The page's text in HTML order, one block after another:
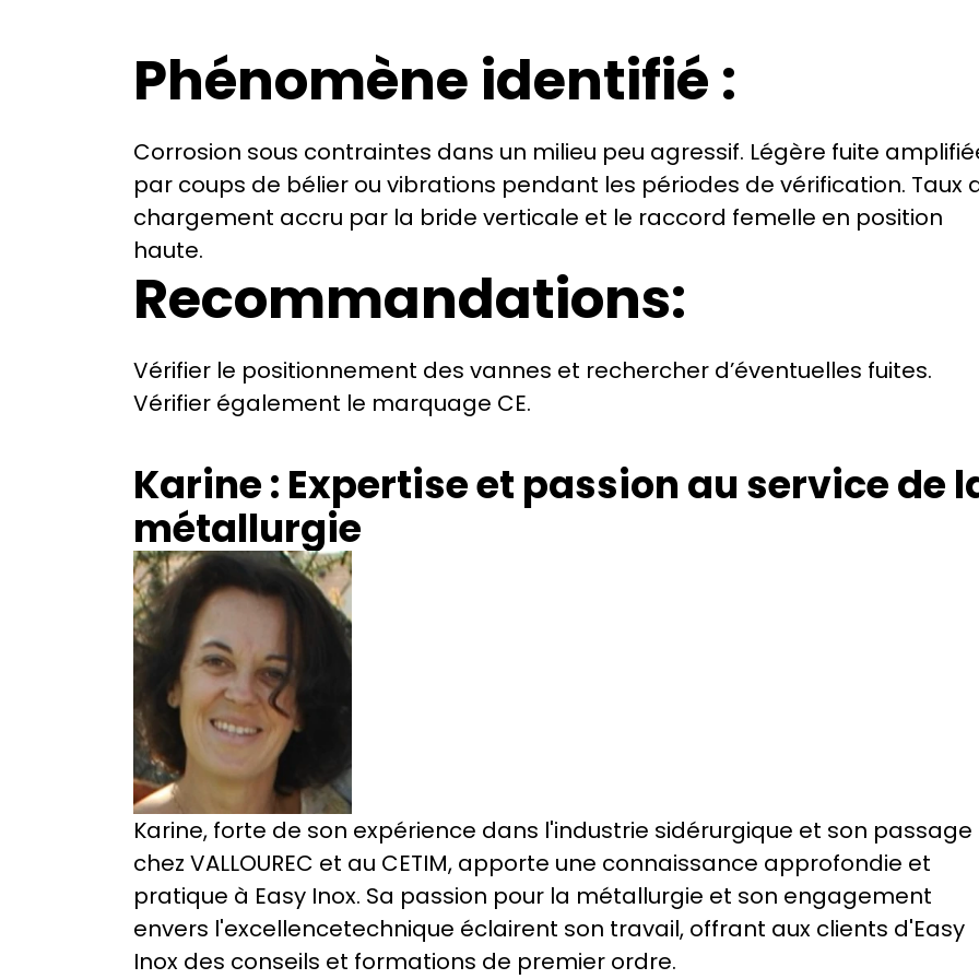
Phénomène identifié :
Corrosion sous contraintes dans un milieu peu agressif. Légère fuite
par coups de bélier ou vibrations pendant les périodes de vérification. Taux
chargement accru par la bride verticale et le raccord femelle en position
haute.
Recommandations:
Vérifier le positionnement des vannes et rechercher d’éventuelles fuites.
Vérifier également le marquage CE.
Karine : Expertise et passion au service de
métallurgie
Karine, forte de son expérience dans l'industrie sidérurgique et son passage
chez VALLOUREC et au CETIM, apporte une connaissance approfondie et
pratique à Easy Inox. Sa passion pour la métallurgie et son engagement
envers l'excellencetechnique éclairent son travail, offrant aux clients d'Easy
Inox des conseils et formations de premier ordre.